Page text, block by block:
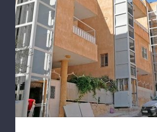
Hidrolik Ev Asansörü